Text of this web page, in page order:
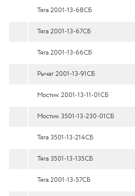
Тяга 2001-13-68СБ
Тяга 2001-13-67СБ
Тяга 2001-13-66СБ
Рычаг 2001-13-91СБ
Мостик 2001-13-11-01СБ
Мостик 3501-13-230-01СБ
Тяга 3501-13-214СБ
Тяга 3501-13-135СБ
Тяга 2001-13-57СБ